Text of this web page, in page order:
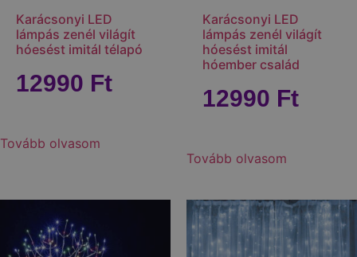
Karácsonyi LED
lámpás zenél világít
hóesést imitál télapó
12990 Ft
Tovább olvasom
Karácsonyi LED
lámpás zenél világít
hóesést imitál
hóember család
12990 Ft
Tovább olvasom